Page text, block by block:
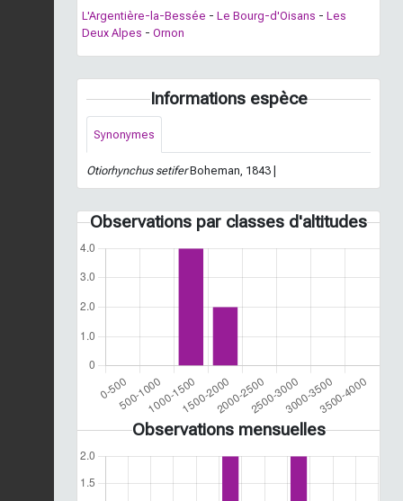
L'Argentière-la-Bessée - Le Bourg-d'Oisans - Les
Deux Alpes - Ornon
Informations espèce
Synonymes
Otiorhynchus setiferBoheman, 1843 |
Observations par classes d'altitudes
Observations mensuelles